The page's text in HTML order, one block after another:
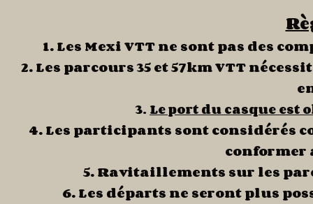
1. Les Mexi VTTne sont pas des
2. Les parcours 35et 57km VTT
3. Le port du casque est
4. Les participants sont considérés
conformer
5. Ravitaillements sur les
6. Les départs ne seront plus